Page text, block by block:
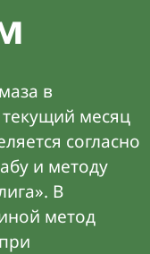
в
месяц
согласно
и методу
В
метод